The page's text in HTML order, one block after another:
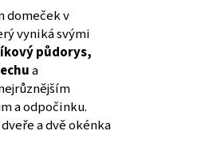
domeček v
vyniká svými
půdorys,
a
a odpočinku.
a dvě okénka